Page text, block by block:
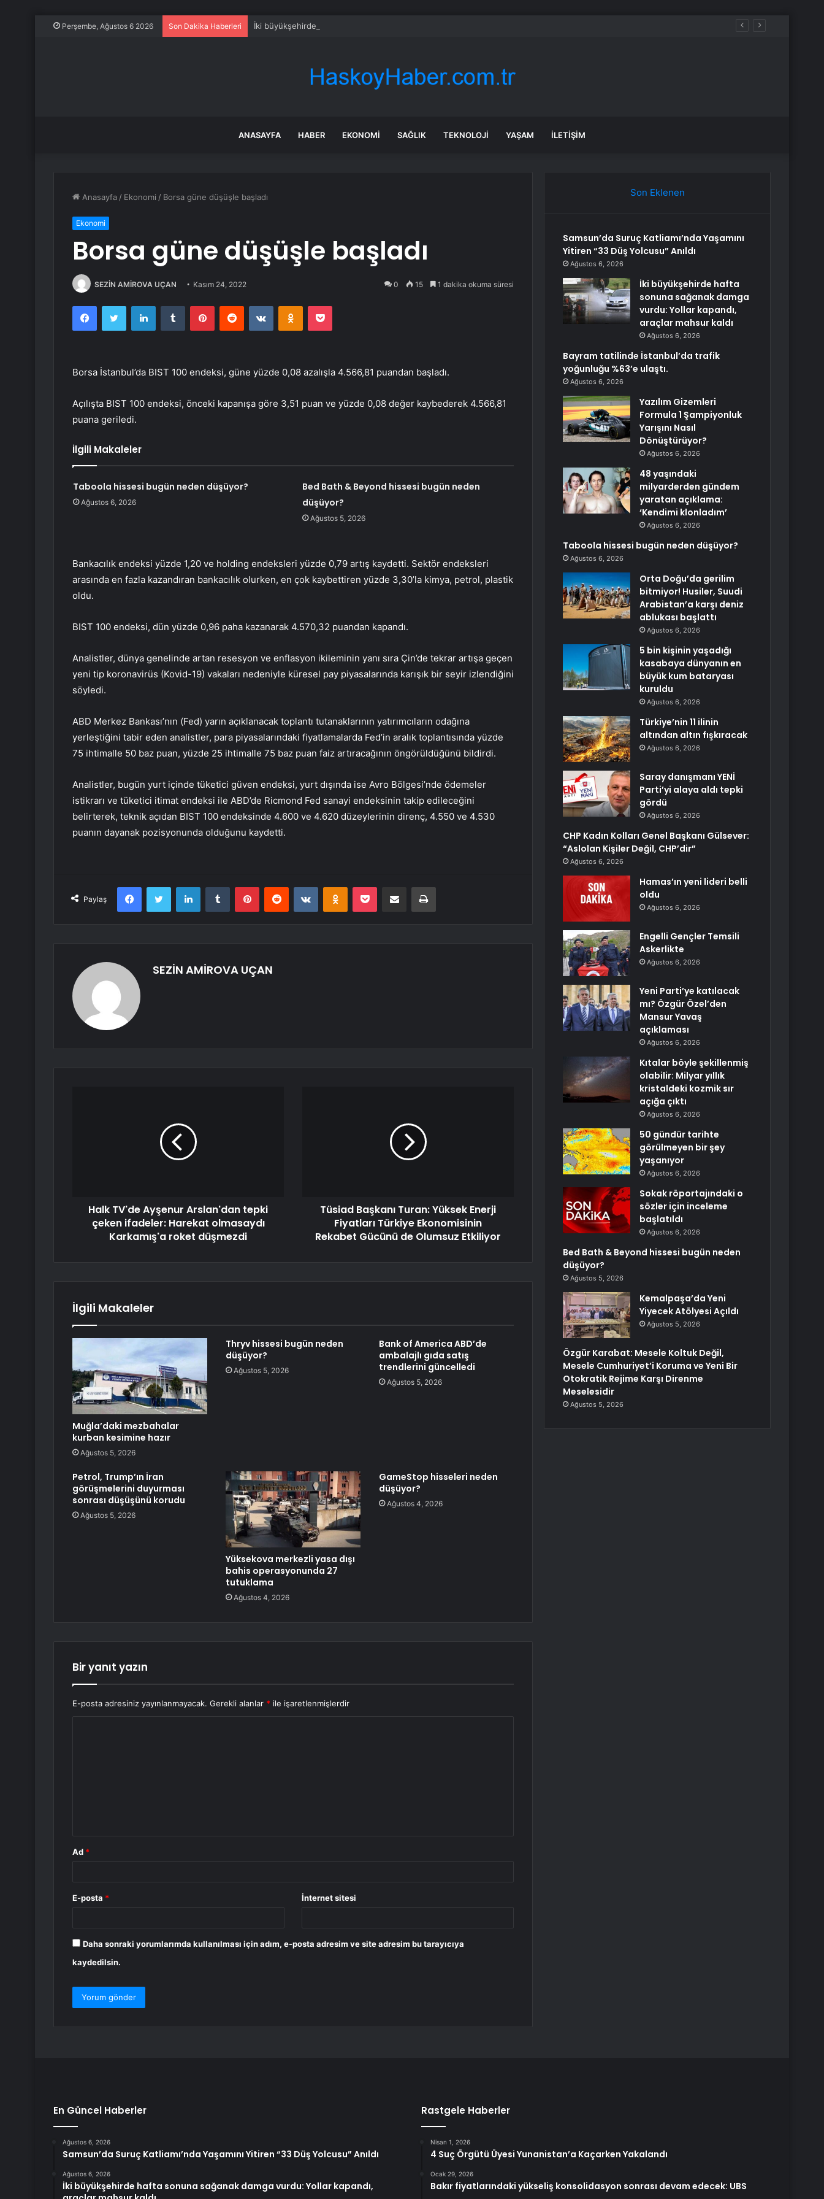
Perşembe, Ağustos 6 2026 Son Dakika Haberleri İki büyükşehirde hafta sonuna sağanak damga vurdu: Yollar kapandı, araçlar mahsur kaldı
ANASAYFA HABER EKONOMI SAĞLIK TEKNOLOJI YAŞAM İLETIŞIM
Anasayfa / Ekonomi / Borsa güne düşüşle başladı
Ekonomi
Borsa güne düşüşle başladı
SEZİN AMİROVA UÇAN Kasım 24, 2022 0 15 1 dakika okuma süresi
FacebookTwitter LinkedInTumblr PinterestReddit VKontakteOdnoklassniki
Pocket
Borsa İstanbul’da BIST 100 endeksi, güne yüzde 0,08 azalışla 4.566,81 puandan başladı.
Açılışta BIST 100 endeksi, önceki kapanışa göre 3,51 puan ve yüzde 0,08 değer kaybederek 4.566,81
puana geriledi.
İlgili Makaleler
Taboola hissesi bugün neden düşüyor?
Ağustos 6, 2026
Bed Bath & Beyond hissesi bugün neden
düşüyor?
Ağustos 5, 2026
Bankacılık endeksi yüzde 1,20 ve holding endeksleri yüzde 0,79 artış kaydetti. Sektör endeksleri
arasında en fazla kazandıran bankacılık olurken, en çok kaybettiren yüzde 3,30’la kimya, petrol, plastik
oldu.
BIST 100 endeksi, dün yüzde 0,96 paha kazanarak 4.570,32 puandan kapandı.
Analistler, dünya genelinde artan resesyon ve enflasyon ikileminin yanı sıra Çin’de tekrar artışa geçen
yeni tip koronavirüs (Kovid-19) vakaları nedeniyle küresel pay piyasalarında karışık bir seyir izlendiğini
söyledi.
ABD Merkez Bankası’nın (Fed) yarın açıklanacak toplantı tutanaklarının yatırımcıların odağına
yerleştiğini tabir eden analistler, para piyasalarındaki fiyatlamalarda Fed’in aralık toplantısında yüzde
75 ihtimalle 50 baz puan, yüzde 25 ihtimalle 75 baz puan faiz artıracağının öngörüldüğünü bildirdi.
Analistler, bugün yurt içinde tüketici güven endeksi, yurt dışında ise Avro Bölgesi’nde ödemeler
istikrarı ve tüketici itimat endeksi ile ABD’de Ricmond Fed sanayi endeksinin takip edileceğini
belirterek, teknik açıdan BIST 100 endeksinde 4.600 ve 4.620 düzeylerinin direnç, 4.550 ve 4.530
puanın dayanak pozisyonunda olduğunu kaydetti.
Paylaş
FacebookTwitter LinkedInTumblr PinterestReddit VKontakteOdnoklassniki
Pocket E-Posta ile paylaş Yazdır
SEZİN AMİROVA UÇAN
Halk TV'de Ayşenur Arslan'dan tepki
çeken ifadeler: Harekat olmasaydı
Karkamış'a roket düşmezdi
Tüsiad Başkanı Turan: Yüksek Enerji
Fiyatları Türkiye Ekonomisinin
Rekabet Gücünü de Olumsuz Etkiliyor
İlgili Makaleler
Muğla’daki mezbahalar
kurban kesimine hazır
Ağustos 5, 2026
Thryv hissesi bugün neden
düşüyor?
Ağustos 5, 2026
Bank of America ABD’de
ambalajlı gıda satış
trendlerini güncelledi
Ağustos 5, 2026
Petrol, Trump’ın İran
görüşmelerini duyurması
sonrası düşüşünü korudu
Ağustos 5, 2026
Yüksekova merkezli yasa dışı
bahis operasyonunda 27
tutuklama
Ağustos 4, 2026
GameStop hisseleri neden
düşüyor?
Ağustos 4, 2026
Bir yanıt yazın
E-posta adresiniz yayınlanmayacak. Gerekli alanlar * ile işaretlenmişlerdir
Ad *
E-posta * İnternet sitesi
Daha sonraki yorumlarımda kullanılması için adım, e-posta adresim ve site adresim bu tarayıcıya
kaydedilsin.
Son Eklenen
Samsun’da Suruç Katliamı’nda Yaşamını
Yitiren “33 Düş Yolcusu” Anıldı
Ağustos 6, 2026
İki büyükşehirde hafta
sonuna sağanak damga
vurdu: Yollar kapandı,
araçlar mahsur kaldı
Ağustos 6, 2026
Bayram tatilinde İstanbul’da trafik
yoğunluğu %63’e ulaştı.
Ağustos 6, 2026
Yazılım Gizemleri
Formula 1 Şampiyonluk
Yarışını Nasıl
Dönüştürüyor?
Ağustos 6, 2026
48 yaşındaki
milyarderden gündem
yaratan açıklama:
‘Kendimi klonladım’
Ağustos 6, 2026
Taboola hissesi bugün neden düşüyor?
Ağustos 6, 2026
Orta Doğu’da gerilim
bitmiyor! Husiler, Suudi
Arabistan’a karşı deniz
ablukası başlattı
Ağustos 6, 2026
5 bin kişinin yaşadığı
kasabaya dünyanın en
büyük kum bataryası
kuruldu
Ağustos 6, 2026
Türkiye’nin 11 ilinin
altından altın fışkıracak
Ağustos 6, 2026
Saray danışmanı YENİ
Parti’yi alaya aldı tepki
gördü
Ağustos 6, 2026
CHP Kadın Kolları Genel Başkanı Gülsever:
“Aslolan Kişiler Değil, CHP’dir”
Ağustos 6, 2026
Hamas’ın yeni lideri belli
oldu
Ağustos 6, 2026
Engelli Gençler Temsili
Askerlikte
Ağustos 6, 2026
Yeni Parti’ye katılacak
mı? Özgür Özel’den
Mansur Yavaş
açıklaması
Ağustos 6, 2026
Kıtalar böyle şekillenmiş
olabilir: Milyar yıllık
kristaldeki kozmik sır
açığa çıktı
Ağustos 6, 2026
50 gündür tarihte
görülmeyen bir şey
yaşanıyor
Ağustos 6, 2026
Sokak röportajındaki o
sözler için inceleme
başlatıldı
Ağustos 6, 2026
Bed Bath & Beyond hissesi bugün neden
düşüyor?
Ağustos 5, 2026
Kemalpaşa’da Yeni
Yiyecek Atölyesi Açıldı
Ağustos 5, 2026
Özgür Karabat: Mesele Koltuk Değil,
Mesele Cumhuriyet’i Koruma ve Yeni Bir
Otokratik Rejime Karşı Direnme
Meselesidir
Ağustos 5, 2026
En Güncel Haberler
Ağustos 6, 2026
Samsun’da Suruç Katliamı’nda Yaşamını Yitiren “33 Düş Yolcusu” Anıldı
Ağustos 6, 2026
İki büyükşehirde hafta sonuna sağanak damga vurdu: Yollar kapandı,
Rastgele Haberler
Nisan 1, 2026
4 Suç Örgütü Üyesi Yunanistan’a Kaçarken Yakalandı
Ocak 29, 2026
Bakır fiyatlarındaki yükseliş konsolidasyon sonrası devam edecek: UBS